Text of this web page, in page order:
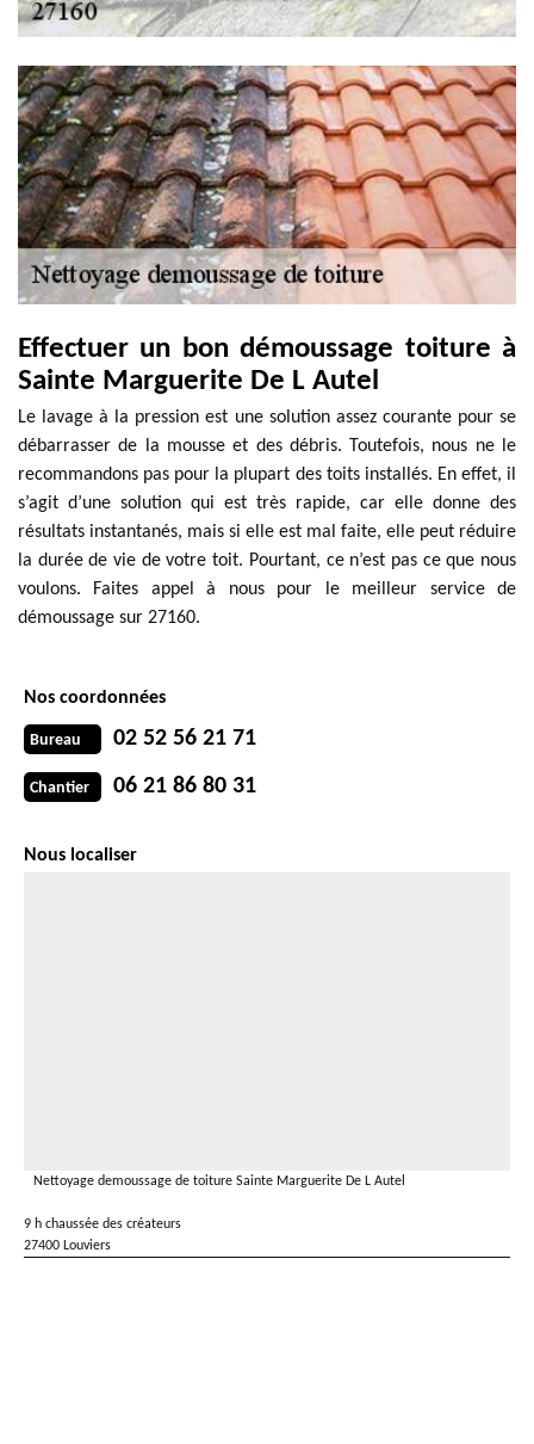
Effectuer un bon démoussage toiture à
Sainte Marguerite De L Autel
Le lavage à la pression est une solution assez courante pour se
débarrasser de la mousse et des débris. Toutefois, nous ne le
recommandons pas pour la plupart des toits installés. En effet, il
s’agit d’une solution qui est très rapide, car elle donne des
résultats instantanés, mais si elle est mal faite, elle peut réduire
la durée de vie de votre toit. Pourtant, ce n’est pas ce que nous
voulons. Faites appel à nous pour le meilleur service de
démoussage sur 27160.
Nos coordonnées
Bureau 02 52 56 21 71
Chantier 06 21 86 80 31
Nous localiser
Nettoyage demoussage de toiture Sainte Marguerite De L Autel
9 h chaussée des créateurs
27400 Louviers